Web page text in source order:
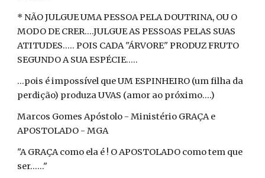
* NÃO JULGUE UMA PESSOA PELA DOUTRINA, OU O
MODO DE CRER....JULGUE AS PESSOAS PELAS SUAS
ATITUDES..... POIS CADA "ÁRVORE" PRODUZ FRUTO
SEGUNDO A SUA ESPÉCIE.....
...pois é impossível que UM ESPINHEIRO (um filha da
perdição) produza UVAS (amor ao próximo....)
Marcos Gomes Apóstolo - Ministério GRAÇA e
APOSTOLADO - MGA
"A GRAÇA como ela é ! O APOSTOLADO como tem que
ser......"